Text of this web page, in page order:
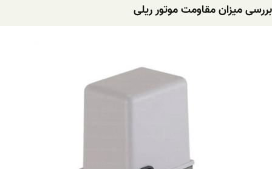
بررسی میزان مقاومت موتور ریلی